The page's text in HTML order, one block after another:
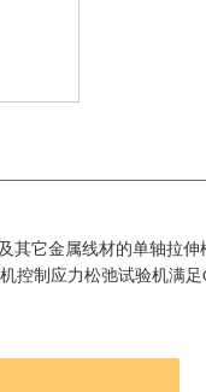
其它金属线材的单轴拉
控制应力松弛试验机满足